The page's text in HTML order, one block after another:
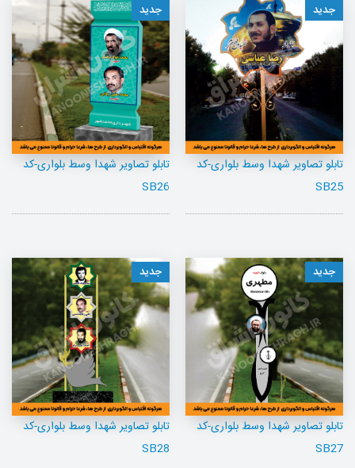
جدید
تابلو تصاویر شهدا وسط بلواری-کد
SB25
جدید
تابلو تصاویر شهدا وسط بلواری-کد
SB26
جدید
تابلو تصاویر شهدا وسط بلواری-کد
SB27
جدید
تابلو تصاویر شهدا وسط بلواری-کد
SB28